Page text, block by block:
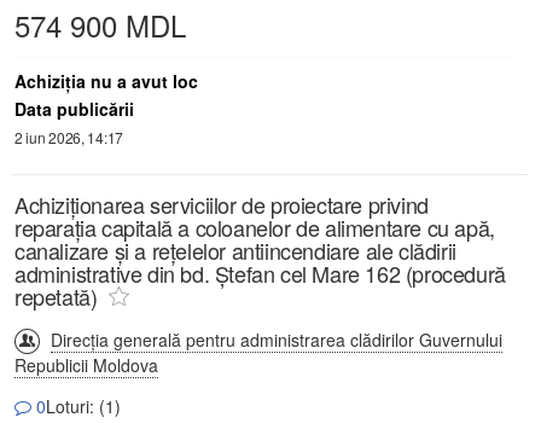
574 900 MDL
Achiziţia nu a avut loc
Data publicării
2 iun 2026, 14:17
Achiziționarea serviciilor de proiectare privind
reparația capitală a coloanelor de alimentare cu apă,
canalizare și a rețelelor antiincendiare ale clădirii
administrative din bd. Ștefan cel Mare 162 (procedură
repetată)
Direcția generală pentru administrarea clădirilor Guvernului
Republicii Moldova
0Loturi: (1)